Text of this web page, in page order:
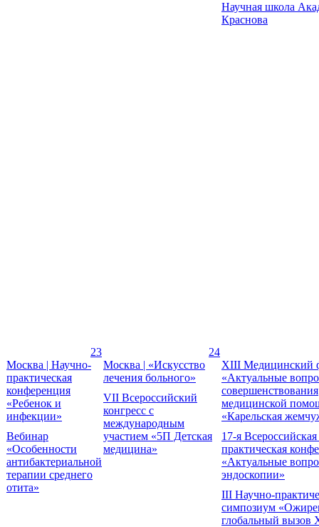
Научная школа
Краснова
23
Москва | Научно-
практическая
конференция
«Ребенок и
инфекции»
Вебинар
«Особенности
антибактериальной
терапии среднего
отита»
24
Москва | «Искусство
лечения больного»
VII Всероссийский
конгресс с
международным
участием «5П Детская
медицина»
XIII Медицинский
«Актуальные
совершенствования
медицинской
«Карельская
17-я
практическая
«Актуальные
эндоскопии»
III Научно-
симпозиум
глобальный вызов